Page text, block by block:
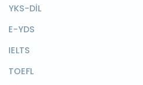
YKS-DİL
E-YDS
IELTS
TOEFL